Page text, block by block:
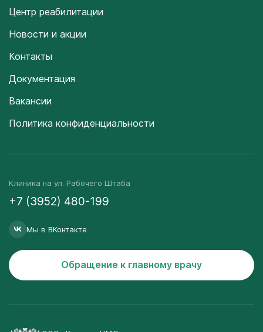
Центр реабилитации
Новости и акции
Контакты
Документация
Вакансии
Политика конфиденциальности
Клиника на ул. Рабочего Штаба
+7 (3952) 480-199
Мы в ВКонтакте
Обращение к главному врачу